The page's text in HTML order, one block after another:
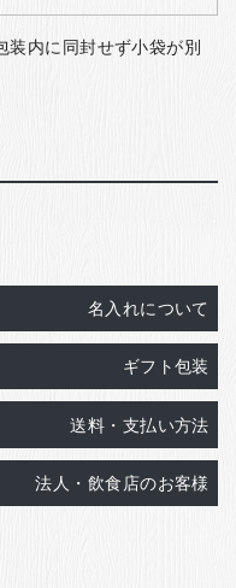
装内に同封せず小袋が別
名入れについて
ギフト包装
送料・支払い方法
法人・飲食店のお客様